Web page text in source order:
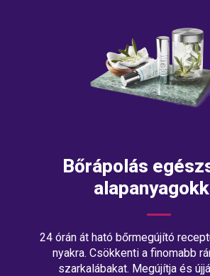
Bőrápolás
24 órán át ható bőrmegújító
nyakra. Csökkenti a finomabb
szarkalábakat. Megújítja és